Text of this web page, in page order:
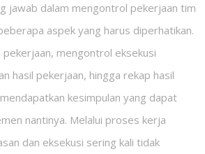
jawab dalam mengontrol pekerjaan tim
aspek yang harus diperhatikan.
pekerjaan, mengontrol eksekusi
hasil pekerjaan, hingga rekap hasil
kesimpulan yang dapat
nantinya. Melalui proses kerja
dan eksekusi sering kali tidak